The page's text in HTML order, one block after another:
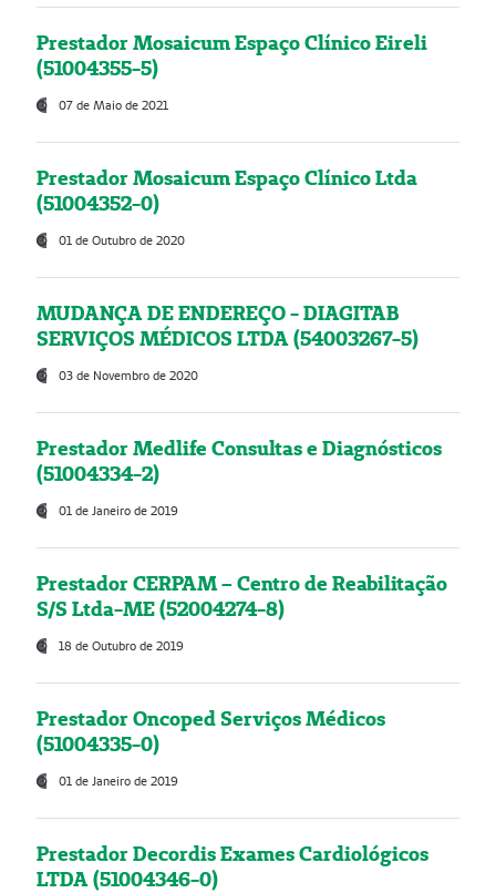
Prestador Mosaicum Espaço Clínico Eireli
(51004355-5)
07 de Maio de 2021
Prestador Mosaicum Espaço Clínico Ltda
(51004352-0)
01 de Outubro de 2020
MUDANÇA DE ENDEREÇO - DIAGITAB
SERVIÇOS MÉDICOS LTDA (54003267-5)
03 de Novembro de 2020
Prestador Medlife Consultas e Diagnósticos
(51004334-2)
01 de Janeiro de 2019
Prestador CERPAM – Centro de Reabilitação
S/S Ltda-ME (52004274-8)
18 de Outubro de 2019
Prestador Oncoped Serviços Médicos
(51004335-0)
01 de Janeiro de 2019
Prestador Decordis Exames Cardiológicos
LTDA (51004346-0)